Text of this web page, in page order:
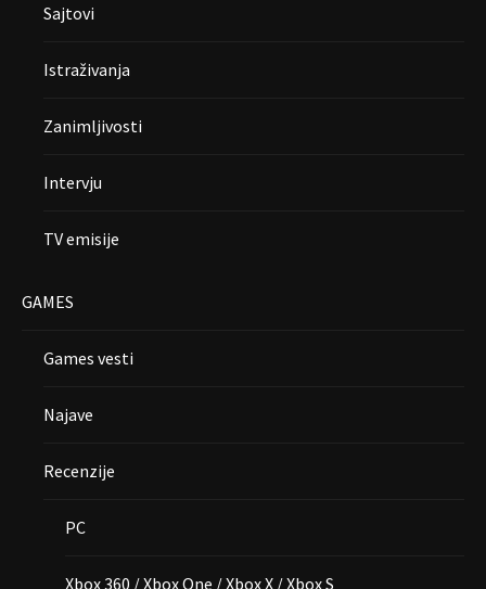
Sajtovi
Istraživanja
Zanimljivosti
Intervju
TV emisije
GAMES
Games vesti
Najave
Recenzije
PC
Xbox 360 / Xbox One / Xbox X / Xbox S